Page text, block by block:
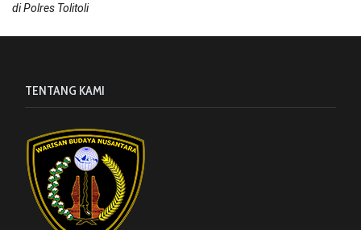
di Polres Tolitoli
TENTANG KAMI